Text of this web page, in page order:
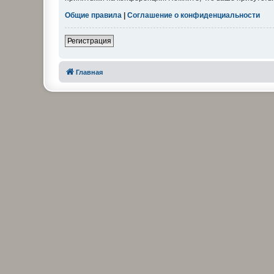
Общие правила | Соглашение о конфиденциальности
Регистрация
Главная